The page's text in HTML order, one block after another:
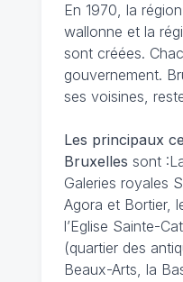
En 1970, la
wallonne et la
sont créées.
gouvernement.
ses voisines,
Les principaux
Bruxelles sont
Galeries royales
Agora et Bortier,
l’Eglise Sainte-
(quartier des
Beaux-Arts, la